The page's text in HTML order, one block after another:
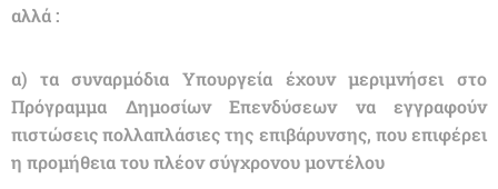
αλλά :
α) τα συναρμόδια Υπουργεία έχουν μεριμνήσει στο
Πρόγραμμα Δημοσίων Επενδύσεων να εγγραφούν
πιστώσεις πολλαπλάσιες της επιβάρυνσης, που επιφέρει
η προμήθεια του πλέον σύγχρονου μοντέλου